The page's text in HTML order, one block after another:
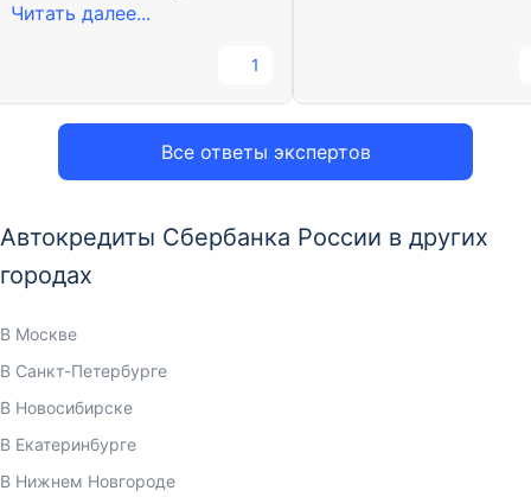
Все ответы экспертов
Читать далее...
1
Автокредиты Сбербанка России в других
городах
В Москве
В Санкт-Петербурге
В Новосибирске
В Екатеринбурге
В Нижнем Новгороде